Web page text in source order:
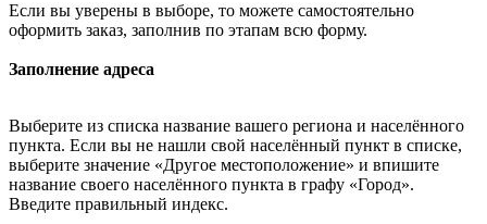
Если вы уверены в выборе, то можете самостоятельно
оформить заказ, заполнив по этапам всю форму.
Заполнение адреса
Выберите из списка название вашего региона и населённого
пункта. Если вы не нашли свой населённый пункт в списке,
выберите значение «Другое местоположение» и впишите
название своего населённого пункта в графу «Город».
Введите правильный индекс.